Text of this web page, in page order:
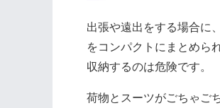
出張や遠出をする場合に
をコンパクトにまとめら
収納するのは危険です。
荷物とスーツがごちゃご